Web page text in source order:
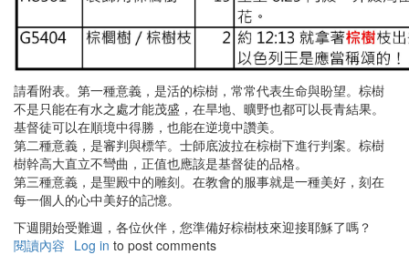
請看附表。第一種意義，是活的棕樹，常常代表生命與盼望。棕樹
不是只能在有水之處才能茂盛，在旱地、曠野也都可以長青結果。
基督徒可以在順境中得勝，也能在逆境中讚美。
第二種意義，是審判與標竿。士師底波拉在棕樹下進行判案。棕樹
樹幹高大直立不彎曲，正值也應該是基督徒的品格。
第三種意義，是聖殿中的雕刻。在教會的服事就是一種美好，刻在
每一個人的心中美好的記憶。
下週開始受難週，各位伙伴，您準備好棕樹枝來迎接耶穌了嗎？
閱讀內容 有Log in to post comments